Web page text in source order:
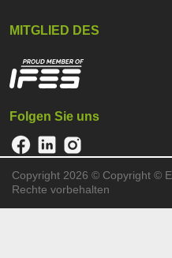
MITGLIED DES
Folgen Sie uns
Copyright 2026 © Copyright ©
Rechte vorbehalten